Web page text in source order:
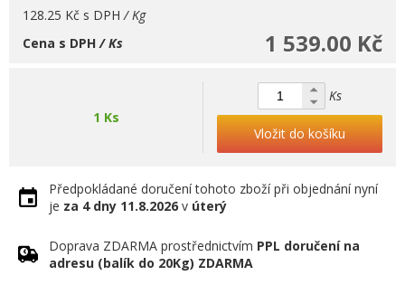
128.25 Kč s DPH / Kg
1 539.00 Kč
Cena s DPH/ Ks
1 Ks
Ks
Vložit do košíku
Předpokládané doručení tohoto zboží při objednání nyní
je za 4 dny 11.8.2026 v úterý
Doprava ZDARMA prostřednictvím PPL doručení na
adresu (balík do 20Kg) ZDARMA